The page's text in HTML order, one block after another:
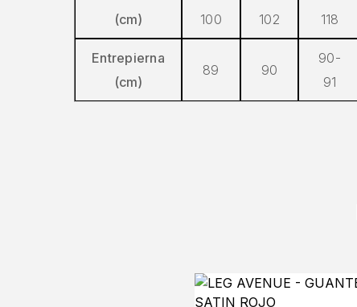
(cm)
100
102
118
Entrepierna
(cm)
89 90
90-
91